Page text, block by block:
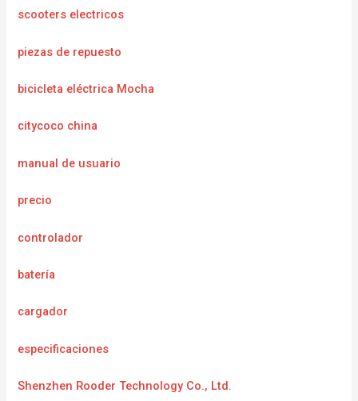
scooters electricos
piezas de repuesto
bicicleta eléctrica Mocha
citycoco china
manual de usuario
precio
controlador
batería
cargador
especificaciones
Shenzhen Rooder Technology Co., Ltd.